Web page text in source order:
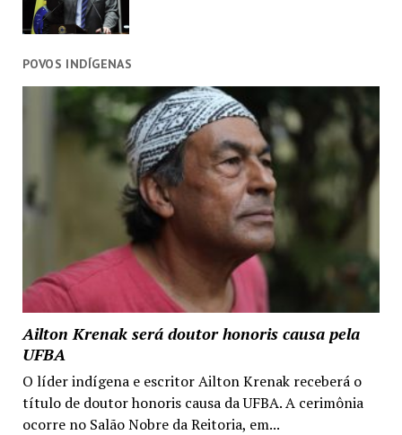
POVOS INDÍGENAS
Ailton Krenak será doutor honoris causa pela
UFBA
O líder indígena e escritor Ailton Krenak receberá o
título de doutor honoris causa da UFBA. A cerimônia
ocorre no Salão Nobre da Reitoria, em...